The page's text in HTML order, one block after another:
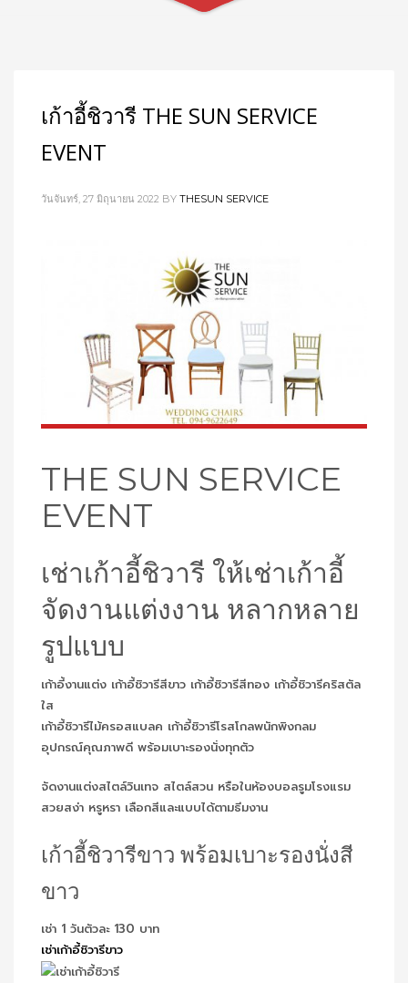
เก้าอี้ชิวารี THE SUN SERVICE
EVENT
วันจันทร์, 27 มิถุนายน 2022 BY THESUN SERVICE
THE SUN SERVICE
EVENT
เช่าเก้าอี้ชิวารี ให้เช่าเก้าอี้
จัดงานแต่งงาน หลากหลาย
รูปแบบ
เก้าอี้งานแต่ง เก้าอี้ชิวารีสีขาว เก้าอี้ชิวารีสีทอง เก้าอี้ชิวารีคริสตัล
ใส
เก้าอี้ชิวารีไม้ครอสแบลค เก้าอี้ชิวารีโรสโกลพนักพิงกลม
อุปกรณ์คุณภาพดี พร้อมเบาะรองนั่งทุกตัว
จัดงานแต่งสไตล์วินเทจ สไตล์สวน หรือในห้องบอลรูมโรงแรม
สวยสง่า หรูหรา เลือกสีและแบบได้ตามธีมงาน
เก้าอี้ชิวารีขาว พร้อมเบาะรองนั่งสี
ขาว
เช่า 1 วันตัวละ 130 บาท
เช่าเก้าอี้ชิวารีขาว